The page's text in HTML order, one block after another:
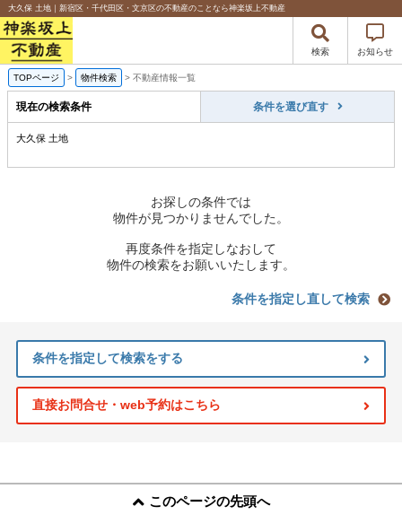
大久保 土地｜新宿区・千代田区・文京区の不動産のことなら神楽坂上不動産
検索 お知らせ
TOPページ > 物件検索 > 不動産情報一覧
現在の検索条件 条件を選び直す
大久保 土地
お探しの条件では
物件が見つかりませんでした。
再度条件を指定しなおして
物件の検索をお願いいたします。
条件を指定し直して検索
条件を指定して検索をする
直接お問合せ・web予約はこちら
このページの先頭へ